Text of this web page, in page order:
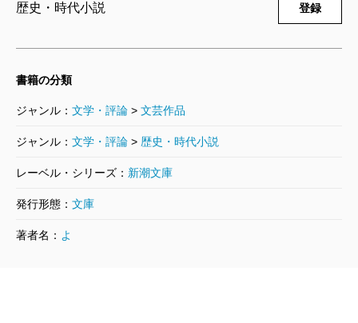
歴史・時代小説 登録
書籍の分類
ジャンル： 文学・評論 > 文芸作品
ジャンル： 文学・評論 > 歴史・時代小説
レーベル・シリーズ： 新潮文庫
発行形態： 文庫
著者名： よ